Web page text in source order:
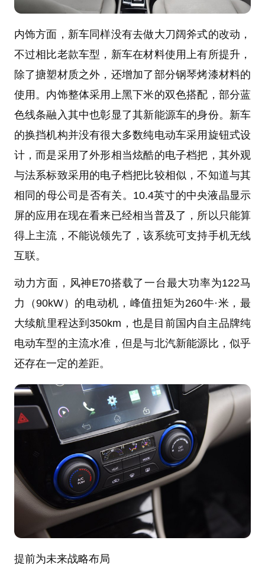
内饰方面，新车同样没有去做大刀阔斧式的改动，
不过相比老款车型，新车在材料使用上有所提升，
除了搪塑材质之外，还增加了部分钢琴烤漆材料的
使用。内饰整体采用上黑下米的双色搭配，部分蓝
色线条融入其中也彰显了其新能源车的身份。新车
的换挡机构并没有很大多数纯电动车采用旋钮式设
计，而是采用了外形相当炫酷的电子档把，其外观
与法系标致采用的电子档把比较相似，不知道与其
相同的母公司是否有关。10.4英寸的中央液晶显示
屏的应用在现在看来已经相当普及了，所以只能算
得上主流，不能说领先了，该系统可支持手机无线
互联。
动力方面，风神E70搭载了一台最大功率为122马
力（90kW）的电动机，峰值扭矩为260牛·米，最
大续航里程达到350km，也是目前国内自主品牌纯
电动车型的主流水准，但是与北汽新能源比，似乎
还存在一定的差距。
提前为未来战略布局